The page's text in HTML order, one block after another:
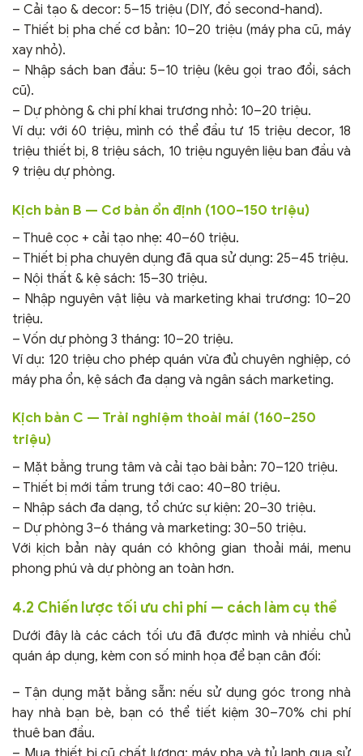
– Cải tạo & decor: 5–15 triệu (DIY, đồ second-hand).
– Thiết bị pha chế cơ bản: 10–20 triệu (máy pha cũ, máy
xay nhỏ).
– Nhập sách ban đầu: 5–10 triệu (kêu gọi trao đổi, sách
cũ).
– Dự phòng & chi phí khai trương nhỏ: 10–20 triệu.
Ví dụ: với 60 triệu, mình có thể đầu tư 15 triệu decor, 18
triệu thiết bị, 8 triệu sách, 10 triệu nguyên liệu ban đầu và
9 triệu dự phòng.
Kịch bản B — Cơ bản ổn định (100–150 triệu)
– Thuê cọc + cải tạo nhẹ: 40–60 triệu.
– Thiết bị pha chuyên dụng đã qua sử dụng: 25–45 triệu.
– Nội thất & kệ sách: 15–30 triệu.
– Nhập nguyên vật liệu và marketing khai trương: 10–20
triệu.
– Vốn dự phòng 3 tháng: 10–20 triệu.
Ví dụ: 120 triệu cho phép quán vừa đủ chuyên nghiệp, có
máy pha ổn, kệ sách đa dạng và ngân sách marketing.
Kịch bản C — Trải nghiệm thoải mái (160–250
triệu)
– Mặt bằng trung tâm và cải tạo bài bản: 70–120 triệu.
– Thiết bị mới tầm trung tới cao: 40–80 triệu.
– Nhập sách đa dạng, tổ chức sự kiện: 20–30 triệu.
– Dự phòng 3–6 tháng và marketing: 30–50 triệu.
Với kịch bản này quán có không gian thoải mái, menu
phong phú và dự phòng an toàn hơn.
4.2 Chiến lược tối ưu chi phí — cách làm cụ thể
Dưới đây là các cách tối ưu đã được mình và nhiều chủ
quán áp dụng, kèm con số minh họa để bạn cân đối:
– Tận dụng mặt bằng sẵn: nếu sử dụng góc trong nhà
hay nhà bạn bè, bạn có thể tiết kiệm 30–70% chi phí
thuê ban đầu.